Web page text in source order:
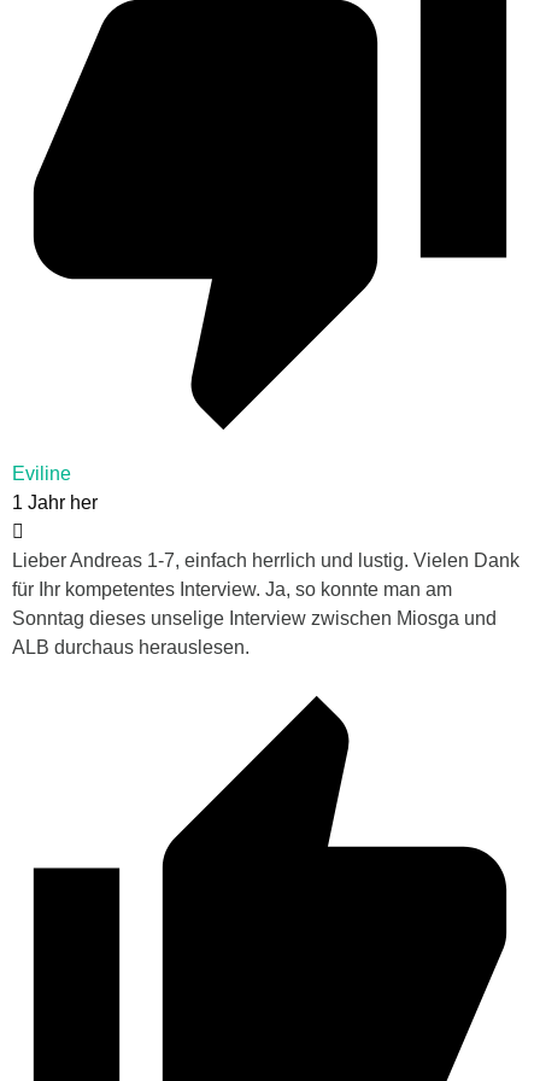
Eviline
1 Jahr her
Lieber Andreas 1-7, einfach herrlich und lustig. Vielen Dank
für Ihr kompetentes Interview. Ja, so konnte man am
Sonntag dieses unselige Interview zwischen Miosga und
ALB durchaus herauslesen.